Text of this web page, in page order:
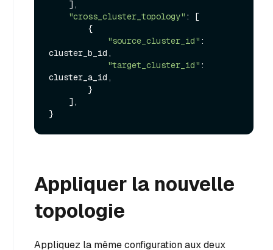
"cross_cluster_topology" : [
"source_cluster_id" :
cluster_b_id,
"target_cluster_id" :
cluster_a_id,
Appliquer la nouvelle
topologie
Appliquez la même configuration aux deux